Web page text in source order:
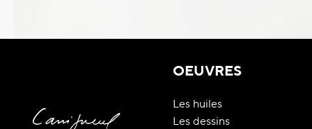
OEUVRES
Les huiles
Les dessins